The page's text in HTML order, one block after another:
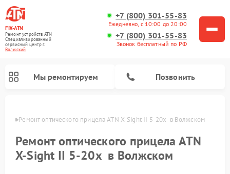
FIX-ATN
Ремонт устройств ATN
Специализированный
cервисный центр г.
Волжский
+7 (800) 301-55-83
Ежедневно, с 10:00 до 20:00
+7 (800) 301-55-83
Звонок бесплатный по РФ
Мы ремонтируем Позвонить
Ремонт оптического прицела ATN X-Sight II 5-20x  в Волжском
Ремонт оптического прицела ATN
X-Sight II 5-20x в Волжском